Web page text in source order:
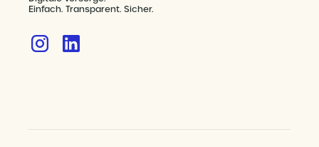
Einfach. Transparent. Sicher.